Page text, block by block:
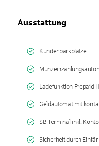
Ausstattung
Kundenparkplätze
Ladefunktion Prepaid
Geldautomat mit
SB-Terminal inkl.
Sicherheit durch